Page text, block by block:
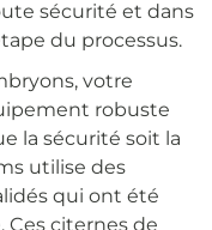
sécurité et dans
du processus.
votre
robuste
la sécurité soit la
utilise des
qui ont été
Ces citernes de